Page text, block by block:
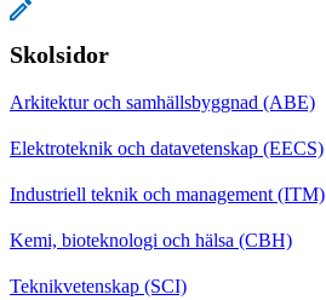
Skolsidor
Arkitektur och samhällsbyggnad (ABE)
Elektroteknik och datavetenskap (EECS)
Industriell teknik och management (ITM)
Kemi, bioteknologi och hälsa (CBH)
Teknikvetenskap (SCI)